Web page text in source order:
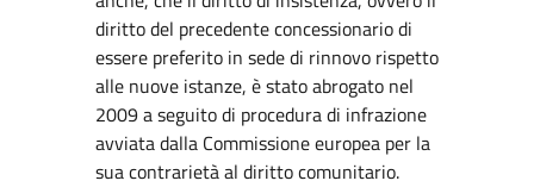
diritto del precedente concessionario di
essere preferito in sede di rinnovo rispetto
alle nuove istanze, è stato abrogato nel
2009 a seguito di procedura di infrazione
avviata dalla Commissione europea per la
sua contrarietà al diritto comunitario.